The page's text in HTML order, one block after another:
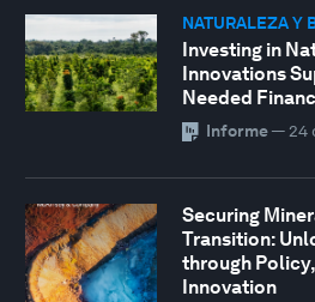
NATURALEZA Y
Investing in
Innovations
Needed
Informe— 24
Securing
Transition:
through
Innovation